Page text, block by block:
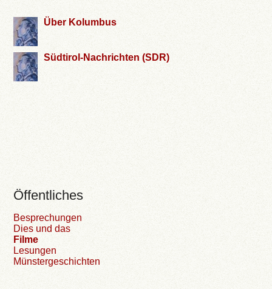
Über Kolumbus
Südtirol-Nachrichten (SDR)
Öffentliches
Besprechungen
Dies und das
Filme
Lesungen
Münstergeschichten